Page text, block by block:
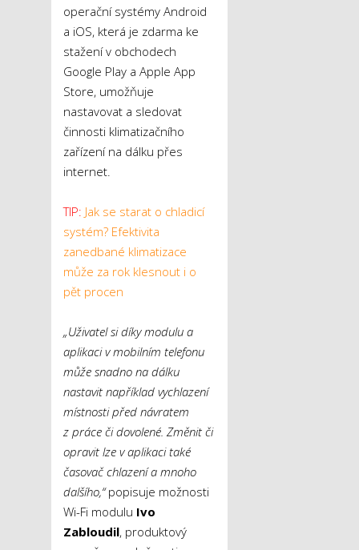
operační systémy Android
a iOS, která je zdarma ke
stažení v obchodech
Google Play a Apple App
Store, umožňuje
nastavovat a sledovat
činnosti klimatizačního
zařízení na dálku přes
internet.
TIP: Jak se starat o chladicí
systém? Efektivita
zanedbané klimatizace
může za rok klesnout i o
pět procen
„Uživatel si díky modulu a
aplikaci v mobilním telefonu
může snadno na dálku
nastavit například vychlazení
místnosti před návratem
z práce či dovolené. Změnit či
opravit lze v aplikaci také
časovač chlazení a mnoho
dalšího,“popisuje možnosti
Wi-Fi modulu Ivo
Zabloudil, produktový